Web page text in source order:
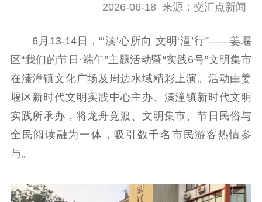
首页
江苏要闻
公示公告
通知公告 信息公开制度
信息公开指南
信息公开年度报
告
政策法规
理论武装
2026-06-18 来源：交汇点新闻
6月13-14日，“‘溱’心所向 文明‘潼’行”——姜堰
区“我们的节日·端午”主题活动暨“实践6号”文明集市
在溱潼镇文化广场及周边水域精彩上演。活动由姜
堰区新时代文明实践中心主办、溱潼镇新时代文明
实践所承办，将龙舟竞渡、文明集市、节日民俗与
全民阅读融为一体，吸引数千名市民游客热情参
与。